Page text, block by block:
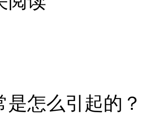
是怎么引起的？